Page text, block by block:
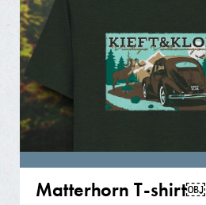
Matterhorn T-shirt￼